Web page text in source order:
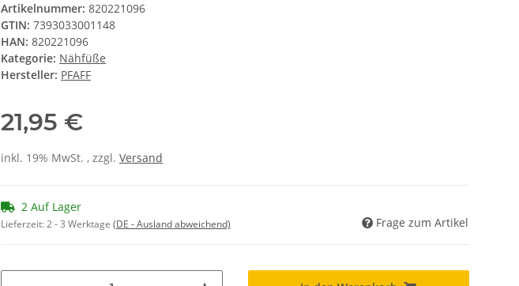
Artikelnummer: 820221096
GTIN: 7393033001148
HAN: 820221096
Kategorie: Nähfüße
Hersteller: PFAFF
21,95 €
inkl. 19% MwSt. , zzgl. Versand
2 Auf Lager
Lieferzeit:2 - 3 Werktage (DE - Ausland abweichend) Frage zum Artikel